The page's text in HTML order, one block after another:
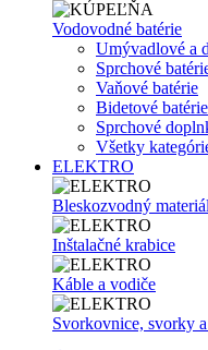
Vodovodné batérie
Umývadlové a
Sprchové
Vaňové batérie
Bidetové batérie
Sprchové
Všetky
ELEKTRO
Bleskozvodný materiál
Inštalačné krabice
Káble a vodiče
Svorkovnice, svorky